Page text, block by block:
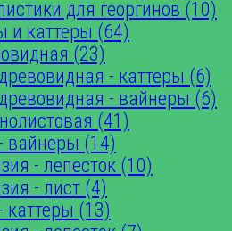
для георгинов (10)
и каттеры (64)
(23)
- каттеры (6)
- вайнеры (6)
(41)
вайнеры (14)
- лепесток (10)
- лист (4)
каттеры (13)